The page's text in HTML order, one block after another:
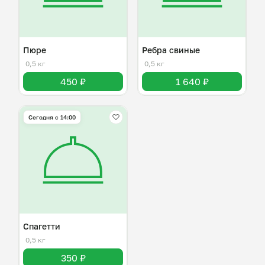
Пюре
0,5 кг
450 ₽
Ребра свиные
0,5 кг
1 640 ₽
Сегодня с 14:00
Спагетти
0,5 кг
350 ₽